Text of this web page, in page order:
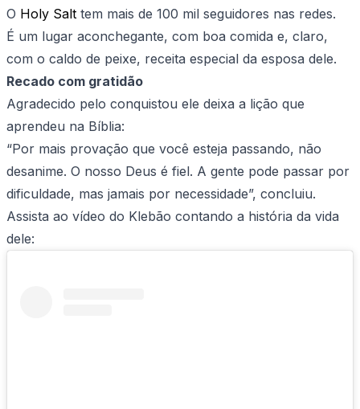
O Holy Salt tem mais de 100 mil seguidores nas redes.
É um lugar aconchegante, com boa comida e, claro,
com o caldo de peixe, receita especial da esposa dele.
Recado com gratidão
Agradecido pelo conquistou ele deixa a lição que
aprendeu na Bíblia:
“Por mais provação que você esteja passando, não
desanime. O nosso Deus é fiel. A gente pode passar por
dificuldade, mas jamais por necessidade”, concluiu.
Assista ao vídeo do Klebão contando a história da vida
dele: